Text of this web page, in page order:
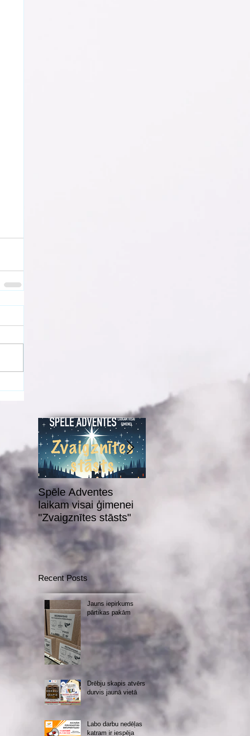
Spēle Adventes
laikam visai ģimenei
"Zvaigznītes stāsts"
Recent Posts
Jauns iepirkums
pārtikas pakām
Drēbju skapis atvērs
durvis jaunā vietā
Labo darbu nedēļas
katram ir iespēja